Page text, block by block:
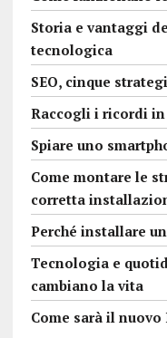
Storia e vantaggi
tecnologica
SEO, cinque
Raccogli i ricordi
Spiare uno
Come montare le
corretta
Perché installare
Tecnologia e
cambiano la vita
Come sarà il nuovo